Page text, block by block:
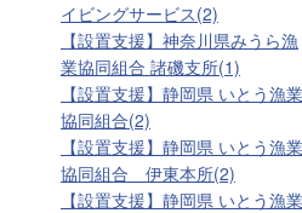
イビングサービス(2)
【設置支援】神奈川県みうら漁
業協同組合 諸磯支所(1)
【設置支援】静岡県 いとう漁業
協同組合(2)
【設置支援】静岡県 いとう漁業
協同組合 伊東本所(2)
【設置支援】静岡県 いとう漁業